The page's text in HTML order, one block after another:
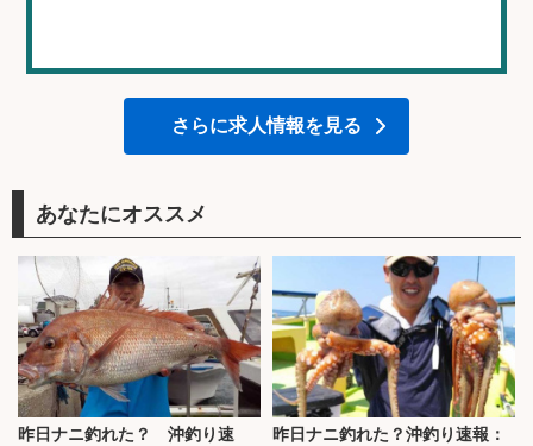
さらに求人情報を見る
あなたにオススメ
昨日ナニ釣れた？ 沖釣り速
昨日ナニ釣れた？沖釣り速報：